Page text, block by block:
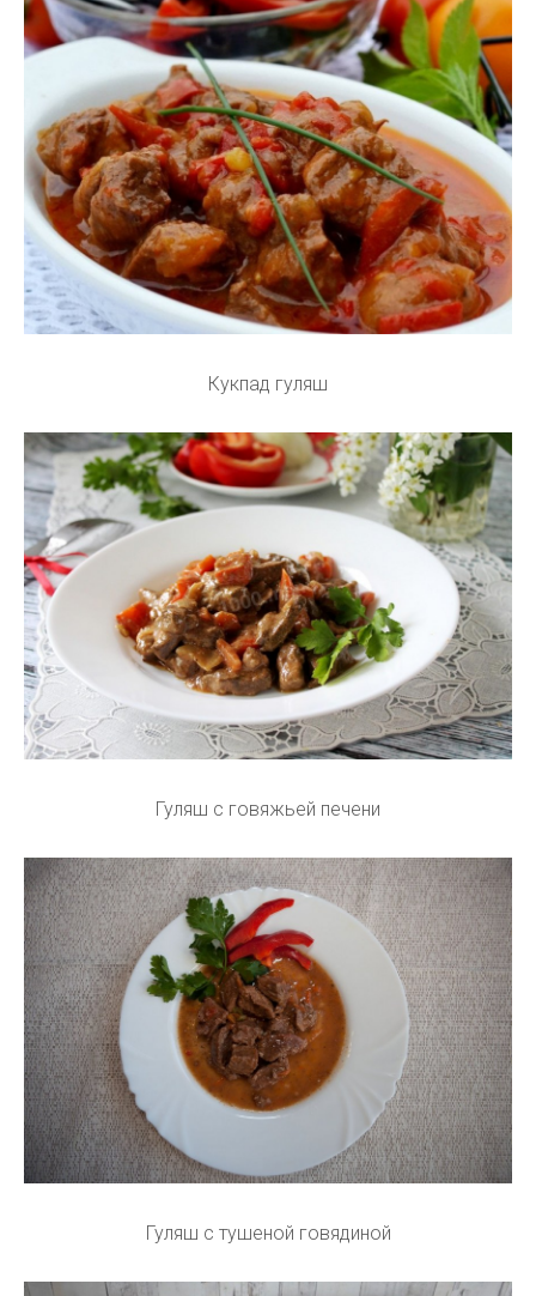
Кукпад гуляш
Гуляш с говяжьей печени
Гуляш с тушеной говядиной